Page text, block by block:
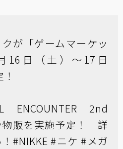
が「ゲームマーケッ
16日（土）～17日
ENCOUNTER 2nd
物販を実施予定！ 詳
#NIKKE #ニケ #メガ